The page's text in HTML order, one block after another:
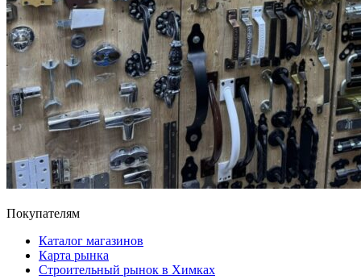
Покупателям
Каталог магазинов
Карта рынка
Строительный рынок в Химках